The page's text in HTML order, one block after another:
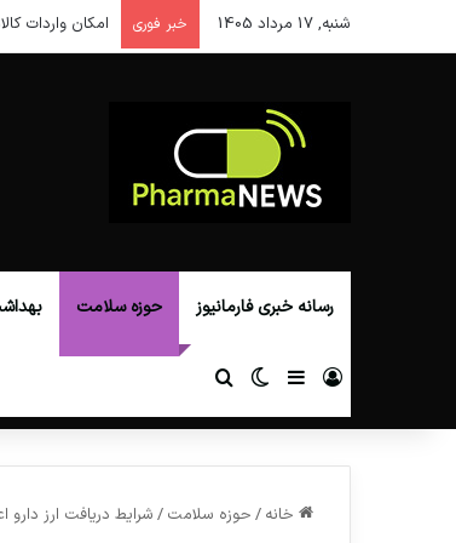
شنبه, 17 مرداد 1405 خبر فوری امکان واردات
رسانه خبری فارمانیوز حوزه سلامت
ورود سایدبارتغییر پوسته
خانه / حوزه سلامت / شرایط دریافت ارز دارو